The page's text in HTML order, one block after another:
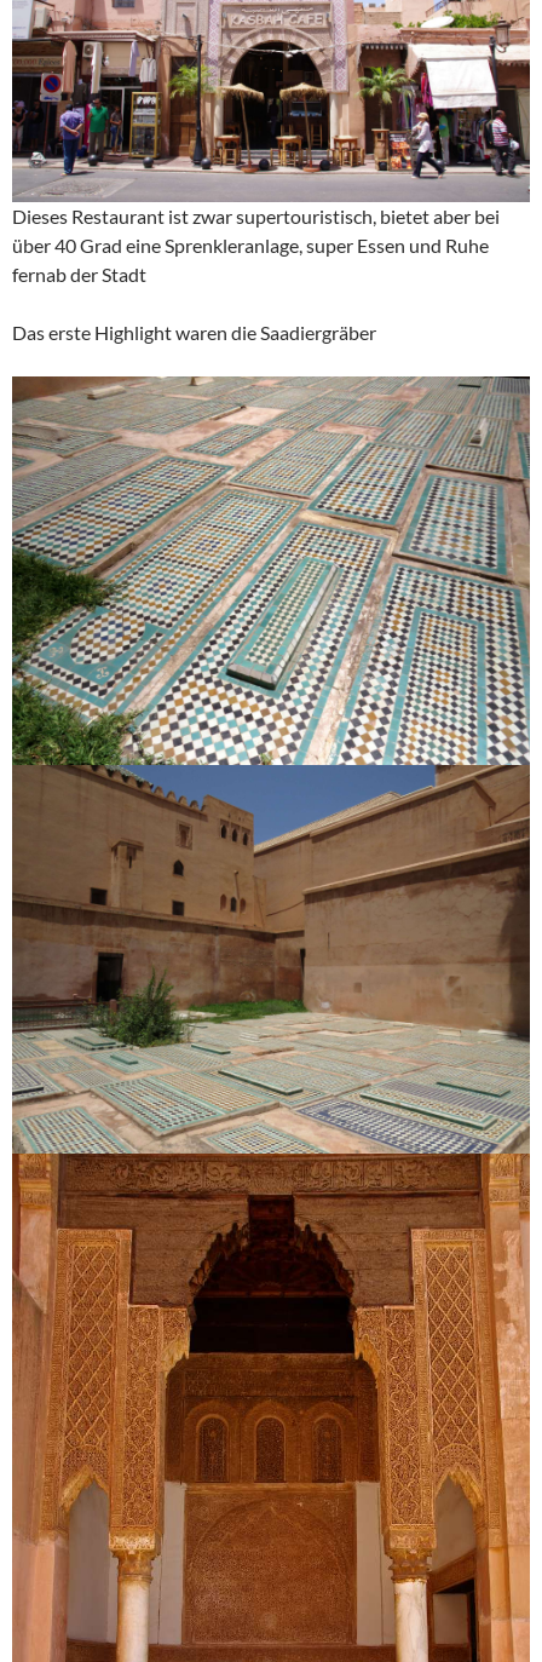
Dieses Restaurant ist zwar supertouristisch, bietet aber bei
über 40 Grad eine Sprenkleranlage, super Essen und Ruhe
fernab der Stadt
Das erste Highlight waren die Saadiergräber